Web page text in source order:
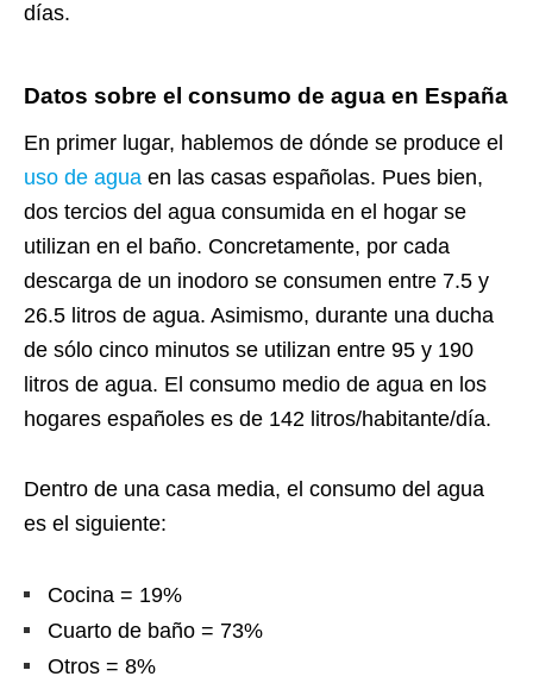
días.
Datos sobre el consumo de agua en España
En primer lugar, hablemos de dónde se produce el
uso de agua en las casas españolas. Pues bien,
dos tercios del agua consumida en el hogar se
utilizan en el baño. Concretamente, por cada
descarga de un inodoro se consumen entre 7.5 y
26.5 litros de agua. Asimismo, durante una ducha
de sólo cinco minutos se utilizan entre 95 y 190
litros de agua. El consumo medio de agua en los
hogares españoles es de 142 litros/habitante/día.
Dentro de una casa media, el consumo del agua
es el siguiente:
Cocina = 19%
Cuarto de baño = 73%
Otros = 8%